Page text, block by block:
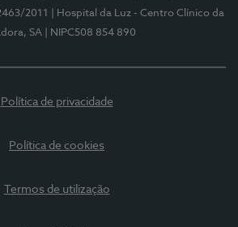
2011
| Hospital da Luz - Centro Clínico da
SA
| NIPC508 854 890
Política de privacidade
Política de cookies
Termos de utilização